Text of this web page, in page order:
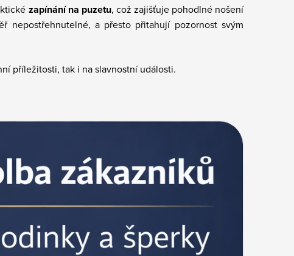
zapínání na puzetu, což zajišťuje pohodlné nošení
nepostřehnutelné, a přesto přitahují pozornost svým
příležitosti, tak i na slavnostní události.